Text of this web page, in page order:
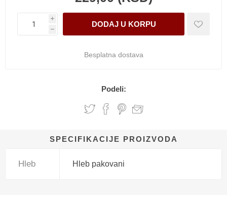
i
h
Besplatna dostava
Podeli:
SPECIFIKACIJE PROIZVODA
Hleb Hleb pakovani